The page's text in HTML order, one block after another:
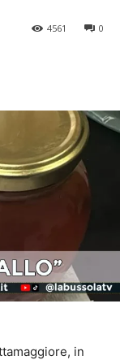
0
4561
in